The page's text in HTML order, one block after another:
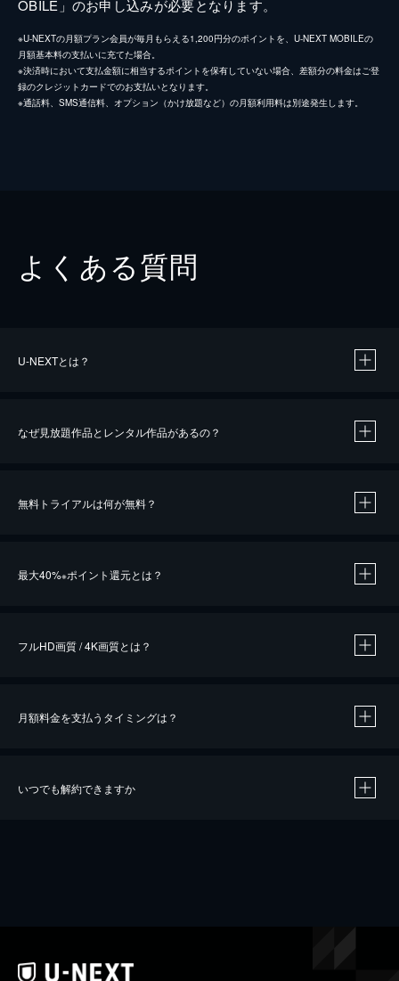
OBILE」のお申し込みが必要となります。
※U-NEXTの月額プラン会員が毎月もらえる1,200円分のポイントを、U-NEXT MOBILEの
月額基本料の支払いに充てた場合。
※決済時において支払金額に相当するポイントを保有していない場合、差額分の料金はご登
録のクレジットカードでのお支払いとなります。
※通話料、SMS通信料、オプション（かけ放題など）の月額利用料は別途発生します。
よくある質問
U-NEXTとは？
なぜ見放題作品とレンタル作品があるの？
無料トライアルは何が無料？
最大40%※ポイント還元とは？
※40％ポイント還元の対象は、クレジットカード決済による作品の購入 / レンタルです。
フルHD画質 / 4K画質とは？
月額料金を支払うタイミングは？
いつでも解約できますか